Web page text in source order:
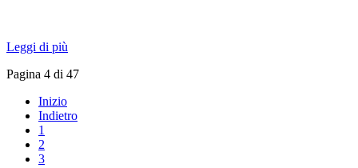
Leggi di più
Pagina 4 di 47
Inizio
Indietro
1
2
3